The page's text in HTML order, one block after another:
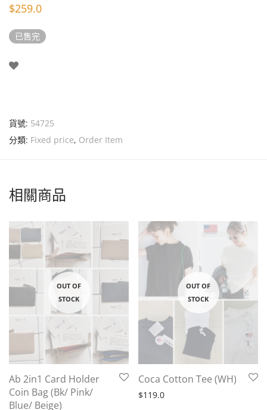
$259.0
已售完
貨號: 54725
分類: Fixed price, Order Item
相關商品
Ab 2in1 Card Holder
Coin Bag (Bk/ Pink/
Blue/ Beige)
Coca Cotton Tee (WH)
$119.0